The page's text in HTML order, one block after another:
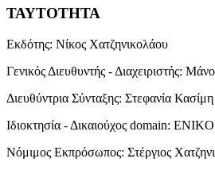
ΤΑΥΤΟΤΗΤΑ
Εκδότης: Νίκος Χατζηνικολάου
Γενικός Διευθυντής - Διαχειριστής:
Διευθύντρια Σύνταξης: Στεφανία Κασίμη
Ιδιοκτησία - Δικαιούχος domain:
Νόμιμος Εκπρόσωπος: Στέργιος